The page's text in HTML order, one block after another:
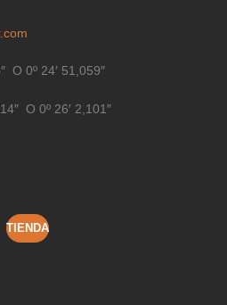
O 0º 24′ 51,059″
O 0º 26′ 2,101″
TIENDA